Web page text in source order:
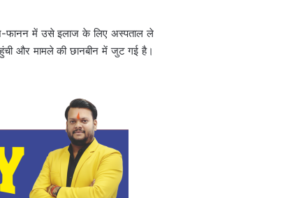
फानन में उसे इलाज के लिए अस्पताल ले
और मामले की छानबीन में जुट गई है।